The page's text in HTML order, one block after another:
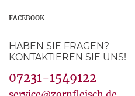
FACEBOOK
HABEN SIE FRAGEN?
KONTAKTIEREN SIE UNS!
07231-1549122